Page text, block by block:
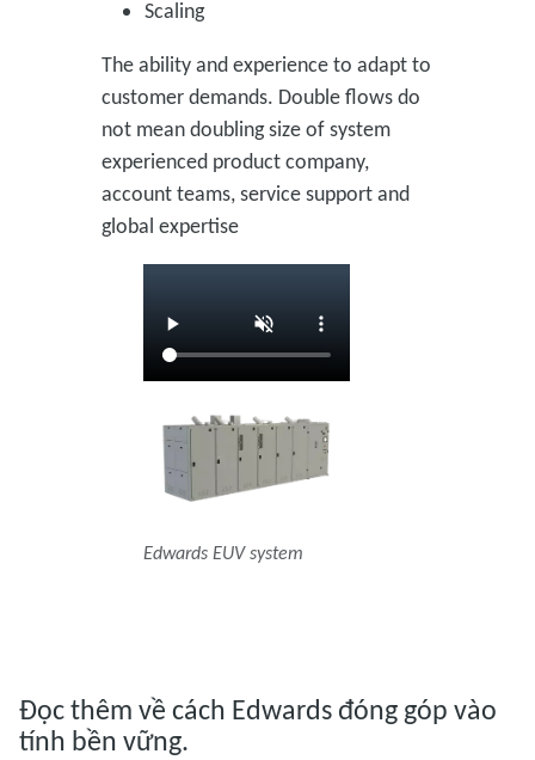
Scaling
The ability and experience to adapt to
customer demands. Double flows do
not mean doubling size of system
experienced product company,
account teams, service support and
global expertise
Edwards EUV system
Đọc thêm về cách Edwards đóng góp vào
tính bền vững.